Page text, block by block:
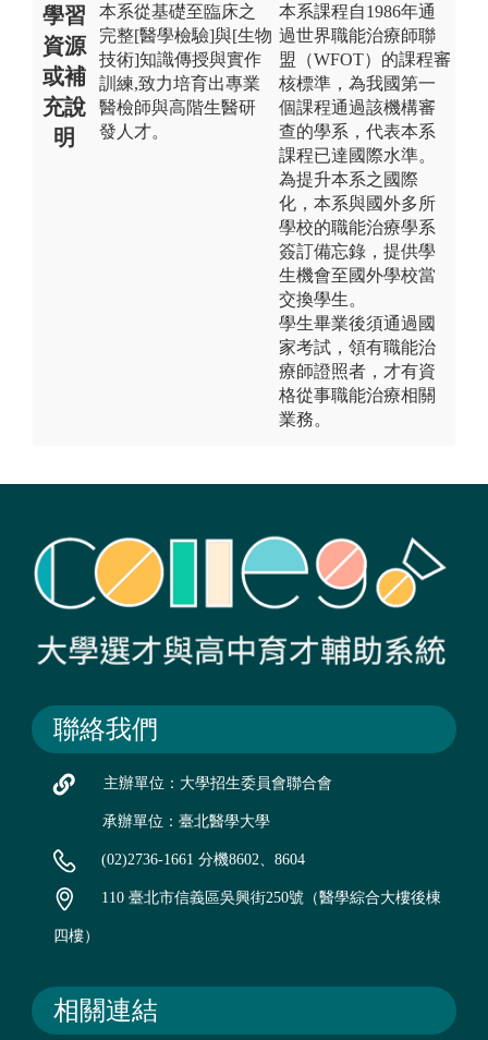
學習
資源
或補
充說
明
本系從基礎至臨床之
完整[醫學檢驗]與[生物
技術]知識傳授與實作
訓練,致力培育出專業
醫檢師與高階生醫研
發人才。
本系課程自1986年通
過世界職能治療師聯
盟（WFOT）的課程審
核標準，為我國第一
個課程通過該機構審
查的學系，代表本系
課程已達國際水準。
為提升本系之國際
化，本系與國外多所
學校的職能治療學系
簽訂備忘錄，提供學
生機會至國外學校當
交換學生。
學生畢業後須通過國
家考試，領有職能治
療師證照者，才有資
格從事職能治療相關
業務。
聯絡我們
主辦單位：大學招生委員會聯合會
承辦單位：臺北醫學大學
(02)2736-1661 分機8602、8604
110 臺北市信義區吳興街250號（醫學綜合大樓後棟
四樓）
相關連結